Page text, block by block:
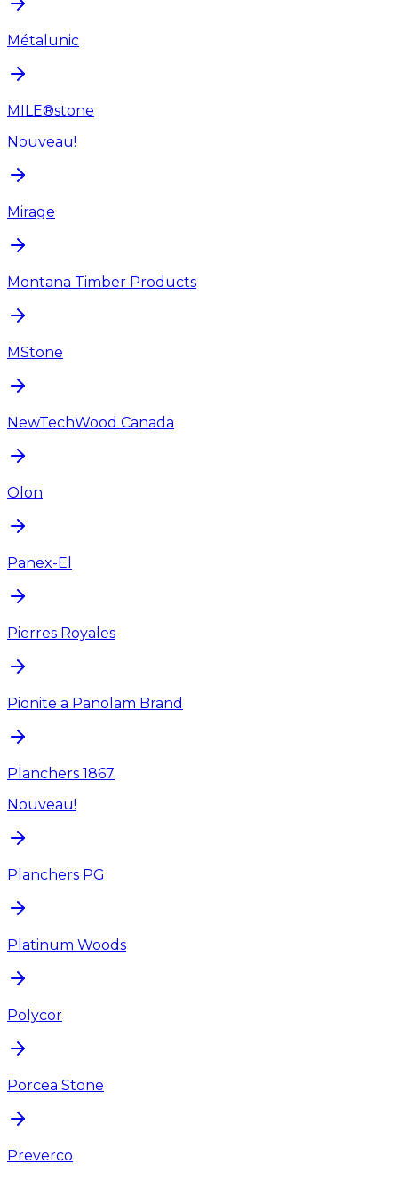
Métalunic
MILE®stone
Nouveau!
Mirage
Montana Timber Products
MStone
NewTechWood Canada
Olon
Panex-El
Pierres Royales
Pionite a Panolam Brand
Planchers 1867
Nouveau!
Planchers PG
Platinum Woods
Polycor
Porcea Stone
Preverco